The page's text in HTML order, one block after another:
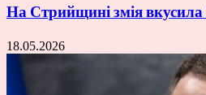
На Стрийщині змія
18.05.2026